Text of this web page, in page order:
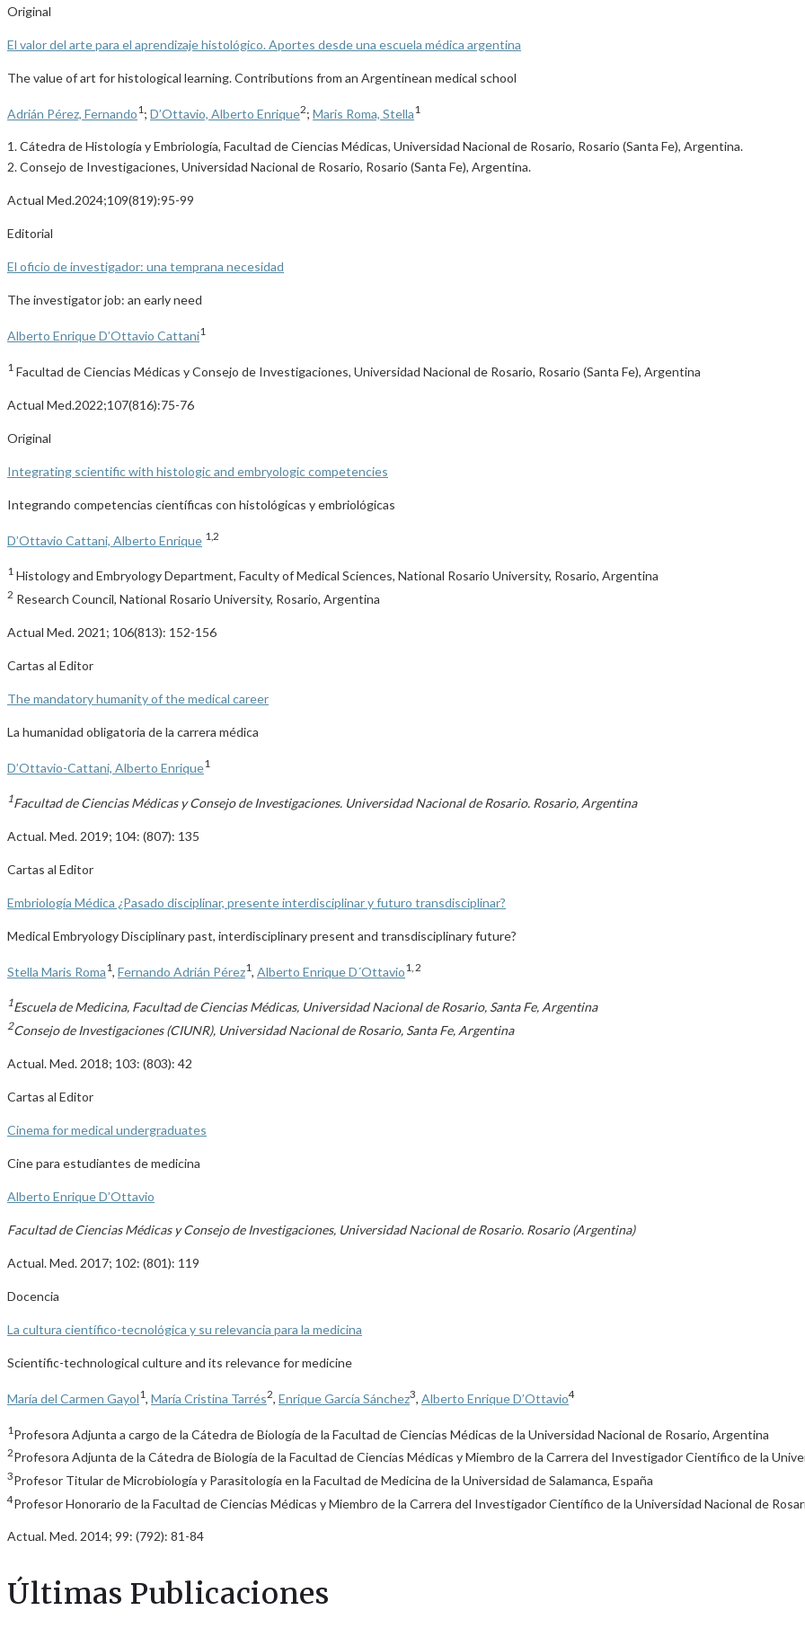
Original
El valor del arte para el aprendizaje histológico. Aportes desde una escuela médica argentina
The value of art for histological learning. Contributions from an Argentinean medical school
Adrián Pérez, Fernando1 ; D’Ottavio, Alberto Enrique2; Maris Roma, Stella1
1. Cátedra de Histología y Embriología, Facultad de Ciencias Médicas, Universidad Nacional de Rosario, Rosario (Santa Fe), Argentina.
2. Consejo de Investigaciones, Universidad Nacional de Rosario, Rosario (Santa Fe), Argentina.
Actual Med.2024;109(819):95-99
Editorial
El oficio de investigador: una temprana necesidad
The investigator job: an early need
Alberto Enrique D’Ottavio Cattani1
1 Facultad de Ciencias Médicas y Consejo de Investigaciones, Universidad Nacional de Rosario, Rosario (Santa Fe), Argentina
Actual Med.2022;107(816):75-76
Original
Integrating scientific with histologic and embryologic competencies
Integrando competencias científicas con histológicas y embriológicas
D’Ottavio Cattani, Alberto Enrique 1,2
1 Histology and Embryology Department, Faculty of Medical Sciences, National Rosario University, Rosario, Argentina
2 Research Council, National Rosario University, Rosario, Argentina
Actual Med. 2021; 106(813): 152-156
Cartas al Editor
The mandatory humanity of the medical career
La humanidad obligatoria de la carrera médica
D’Ottavio-Cattani, Alberto Enrique1
1Facultad de Ciencias Médicas y Consejo de Investigaciones. Universidad Nacional de Rosario. Rosario, Argentina
Actual. Med. 2019; 104: (807): 135
Cartas al Editor
Embriología Médica ¿Pasado disciplinar, presente interdisciplinar y futuro transdisciplinar?
Medical Embryology Disciplinary past, interdisciplinary present and transdisciplinary future?
Stella Maris Roma1, Fernando Adrián Pérez1, Alberto Enrique D´Ottavio1, 2
1Escuela de Medicina, Facultad de Ciencias Médicas, Universidad Nacional de Rosario, Santa Fe, Argentina
2Consejo de Investigaciones (CIUNR), Universidad Nacional de Rosario, Santa Fe, Argentina
Actual. Med. 2018; 103: (803): 42
Cartas al Editor
Cinema for medical undergraduates
Cine para estudiantes de medicina
Alberto Enrique D’Ottavio
Facultad de Ciencias Médicas y Consejo de Investigaciones, Universidad Nacional de Rosario. Rosario (Argentina)
Actual. Med. 2017; 102: (801): 119
Docencia
La cultura científico-tecnológica y su relevancia para la medicina
Scientific-technological culture and its relevance for medicine
María del Carmen Gayol1, María Cristina Tarrés2, Enrique García Sánchez3, Alberto Enrique D’Ottavio4
1 Profesora Adjunta a cargo de la Cátedra de Biología de la Facultad de Ciencias Médicas de la Universidad Nacional de Rosario, Argentina
2Profesora Adjunta de la Cátedra de Biología de la Facultad de Ciencias Médicas y Miembro de la Carrera del Investigador Científico de la
3Profesor Titular de Microbiología y Parasitología en la Facultad de Medicina de la Universidad de Salamanca, España
4Profesor Honorario de la Facultad de Ciencias Médicas y Miembro de la Carrera del Investigador Científico de la Universidad Nacional de
Actual. Med. 2014; 99: (792): 81-84
Últimas Publicaciones